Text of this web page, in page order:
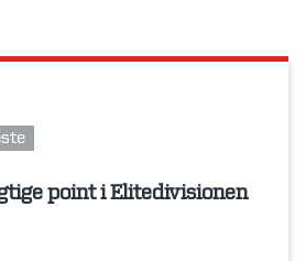
point i Elitedivisionen